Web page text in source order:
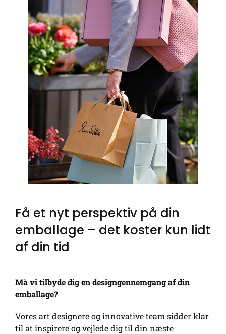
Få et nyt perspektiv på din
emballage – det koster kun lidt
af din tid
Må vi tilbyde dig en designgennemgang af din
emballage?
Vores art designere og innovative team sidder klar
til at inspirere og vejlede dig til din næste